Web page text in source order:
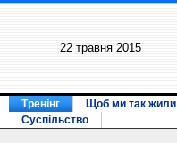
22 травня 2015
Тренінг Щоб ми так жили
Суспільство